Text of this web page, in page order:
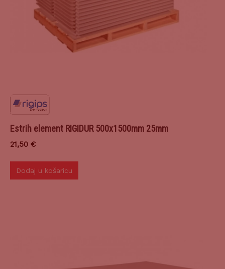
Estrih element RIGIDUR 500x1500mm 25mm
21,50 €
Dodaj u košaricu